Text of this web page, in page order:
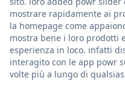
mostrare rapidamente ai
la homepage come
mostra bene i loro prodotti
esperienza in loco. infatti
interagito con le app powr
volte più a lungo di